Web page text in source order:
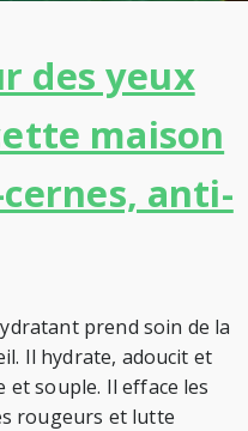
des yeux
maison
anti-
prend soin de la
Il hydrate, adoucit et
souple. Il efface les
rougeurs et lutte